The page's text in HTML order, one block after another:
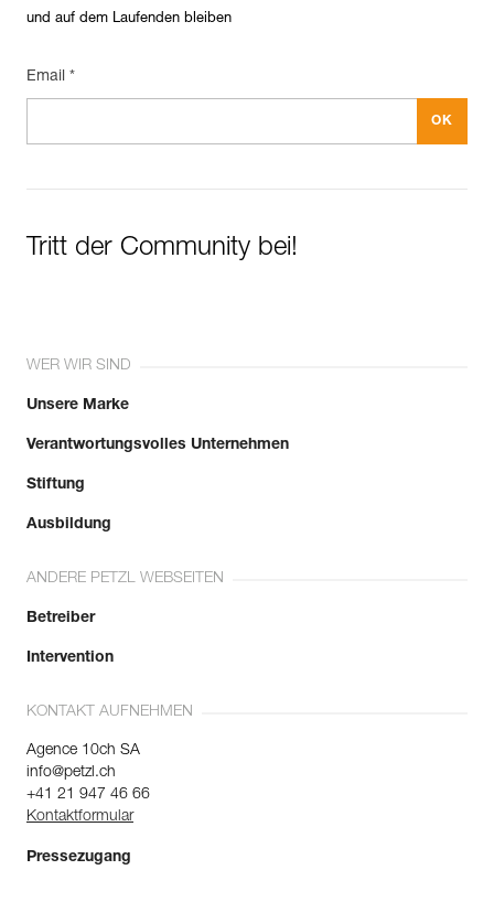
und auf dem Laufenden bleiben
Email *
Tritt der Community bei!
WER WIR SIND
Unsere Marke
Verantwortungsvolles Unternehmen
Stiftung
Ausbildung
ANDERE PETZL WEBSEITEN
Betreiber
Intervention
KONTAKT AUFNEHMEN
Agence 10ch SA
info@petzl.ch
+41 21 947 46 66
Kontaktformular
Pressezugang